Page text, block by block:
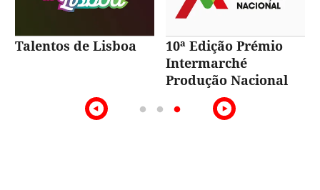
Talentos de Lisboa
10ª Edição Prémio
Intermarché
Produção Nacional